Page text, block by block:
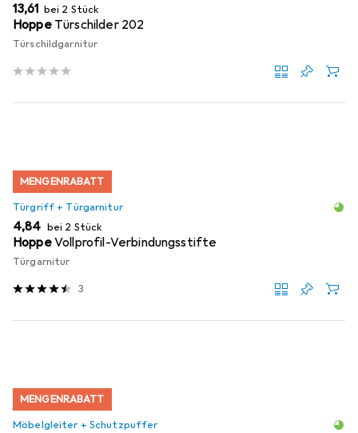
EUR
13,61 bei 2 Stück
Hoppe Türschilder 202
Türschildgarnitur
MENGENRABATT
Türgriff + Türgarnitur
EUR
4,84 bei 2 Stück
HoppeVollprofil-Verbindungsstifte
Türgarnitur
3
MENGENRABATT
Möbelgleiter + Schutzpuffer